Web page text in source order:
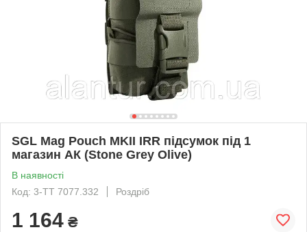
SGL Mag Pouch MKII IRR підсумок під 1
магазин АК (Stone Grey Olive)
В наявності
Код: 3-TT 7077.332
Роздріб
1 164 ₴